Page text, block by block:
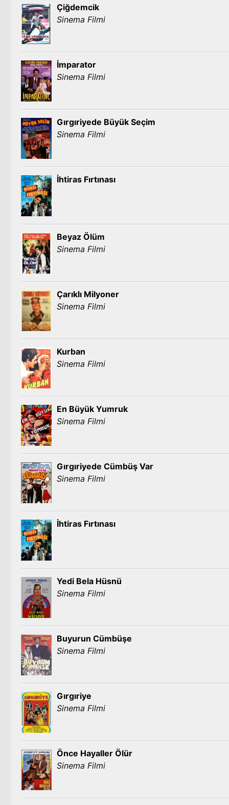
Çiğdemcik
Sinema Filmi
İmparator
Sinema Filmi
Gırgıriyede Büyük Seçim
Sinema Filmi
İhtiras Fırtınası
Beyaz Ölüm
Sinema Filmi
Çarıklı Milyoner
Sinema Filmi
Kurban
Sinema Filmi
En Büyük Yumruk
Sinema Filmi
Gırgıriyede Cümbüş Var
Sinema Filmi
İhtiras Fırtınası
Yedi Bela Hüsnü
Sinema Filmi
Buyurun Cümbüşe
Sinema Filmi
Gırgıriye
Sinema Filmi
Önce Hayaller Ölür
Sinema Filmi